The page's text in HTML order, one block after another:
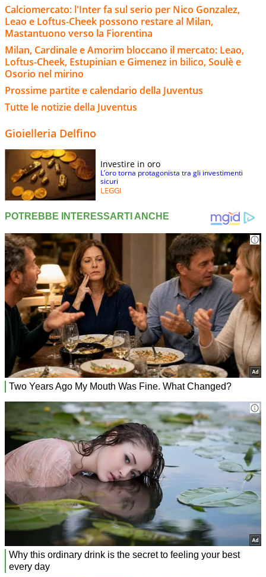
Calciomercato: l'Inter fa sul serio per Nico Gonzalez,
Leao e Loftus-Cheek possono restare al Milan,
Mastantuono verso la Fiorentina
Milan, Cardinale e Amorim bloccano il mercato: Leao,
Loftus-Cheek, Estupinian e Gimenez in bilico, Soulè e
Osorio nel mirino
Prossime partite e calendario della Juventus
Tutte le notizie della Juventus
Gioielleria Delfino
Investire in oro
L’oro torna protagonista tra gli investimenti
sicuri
LEGGI